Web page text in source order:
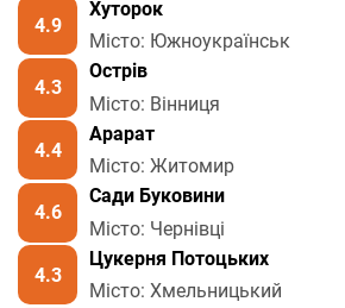
4.9
Хуторок
Місто: Южноукраїнськ
4.3
Острів
Місто: Вінниця
4.4
Арарат
Місто: Житомир
4.6
Сади Буковини
Місто: Чернівці
4.3
Цукерня Потоцьких
Місто: Хмельницький